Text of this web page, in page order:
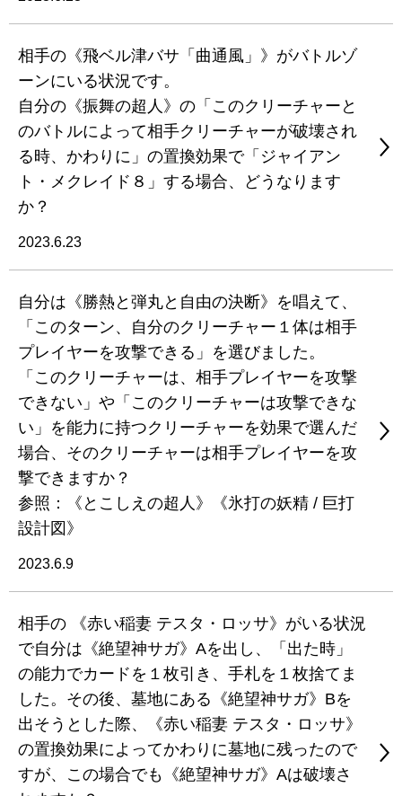
相手の《飛ベル津バサ「曲通風」》がバトルゾ
ーンにいる状況です。
自分の《振舞の超人》の「このクリーチャーと
のバトルによって相手クリーチャーが破壊され
る時、かわりに」の置換効果で「ジャイアン
ト・メクレイド８」する場合、どうなります
か？
2023.6.23
自分は《勝熱と弾丸と自由の決断》を唱えて、
「このターン、自分のクリーチャー１体は相手
プレイヤーを攻撃できる」を選びました。
「このクリーチャーは、相手プレイヤーを攻撃
できない」や「このクリーチャーは攻撃できな
い」を能力に持つクリーチャーを効果で選んだ
場合、そのクリーチャーは相手プレイヤーを攻
撃できますか？
参照：《とこしえの超人》《氷打の妖精 / 巨打
設計図》
2023.6.9
相手の 《赤い稲妻 テスタ・ロッサ》がいる状況
で自分は《絶望神サガ》Aを出し、「出た時」
の能力でカードを１枚引き、手札を１枚捨てま
した。その後、墓地にある《絶望神サガ》Bを
出そうとした際、《赤い稲妻 テスタ・ロッサ》
の置換効果によってかわりに墓地に残ったので
すが、この場合でも《絶望神サガ》Aは破壊さ